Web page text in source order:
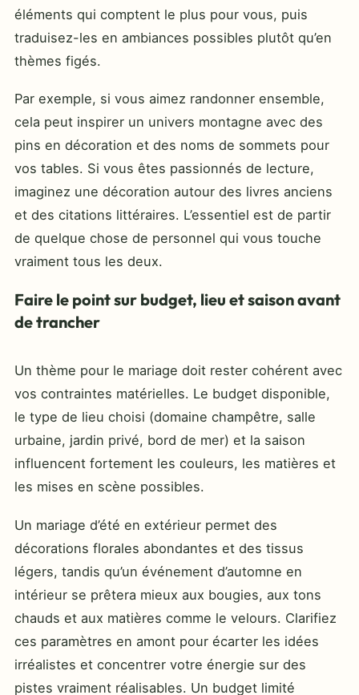
éléments qui comptent le plus pour vous, puis
traduisez-les en ambiances possibles plutôt qu’en
thèmes figés.
Par exemple, si vous aimez randonner ensemble,
cela peut inspirer un univers montagne avec des
pins en décoration et des noms de sommets pour
vos tables. Si vous êtes passionnés de lecture,
imaginez une décoration autour des livres anciens
et des citations littéraires. L’essentiel est de partir
de quelque chose de personnel qui vous touche
vraiment tous les deux.
Faire le point sur budget, lieu et saison avant
de trancher
Un thème pour le mariage doit rester cohérent avec
vos contraintes matérielles. Le budget disponible,
le type de lieu choisi (domaine champêtre, salle
urbaine, jardin privé, bord de mer) et la saison
influencent fortement les couleurs, les matières et
les mises en scène possibles.
Un mariage d’été en extérieur permet des
décorations florales abondantes et des tissus
légers, tandis qu’un événement d’automne en
intérieur se prêtera mieux aux bougies, aux tons
chauds et aux matières comme le velours. Clarifiez
ces paramètres en amont pour écarter les idées
irréalistes et concentrer votre énergie sur des
pistes vraiment réalisables. Un budget limité